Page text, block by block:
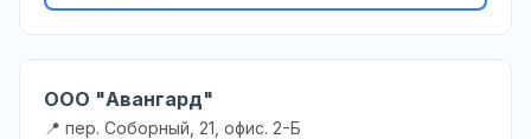
ООО "Авангард"
📍 пер. Соборный, 21, офис. 2-Б